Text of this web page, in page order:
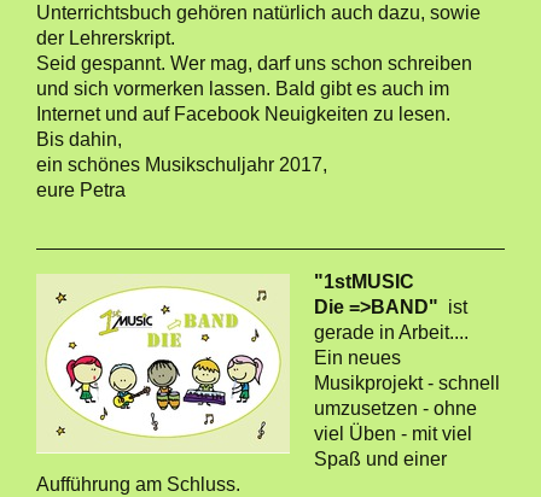
Unterrichtsbuch gehören natürlich auch dazu, sowie
der Lehrerskript.
Seid gespannt. Wer mag, darf uns schon schreiben
und sich vormerken lassen. Bald gibt es auch im
Internet und auf Facebook Neuigkeiten zu lesen.
Bis dahin,
ein schönes Musikschuljahr 2017,
eure Petra
"1stMUSIC
Die =>BAND" ist
gerade in Arbeit....
Ein neues
Musikprojekt - schnell
umzusetzen - ohne
viel Üben - mit viel
Spaß und einer
Aufführung am Schluss.